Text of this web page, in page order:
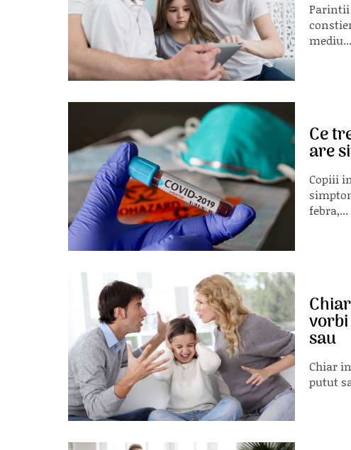
Parintii
mediu...
Ce
are
Copiii
febra,...
sau
Chiar
putut